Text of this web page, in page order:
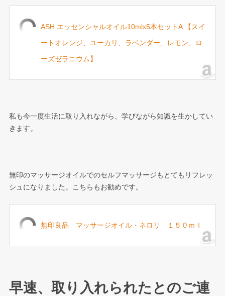
ASH エッセンシャルオイル10mlx5本セットA 【スイ
ートオレンジ、ユーカリ、ラベンダー、レモン、ロ
ーズゼラニウム】
私も今一度生活に取り入れながら、学びながら知識を生かしてい
きます。
無印のマッサージオイルでのセルフマッサージもとてもリフレッ
シュになりました。こちらもお勧めです。
無印良品 マッサージオイル・ネロリ １５０ｍｌ
早速、取り入れられたとのご連